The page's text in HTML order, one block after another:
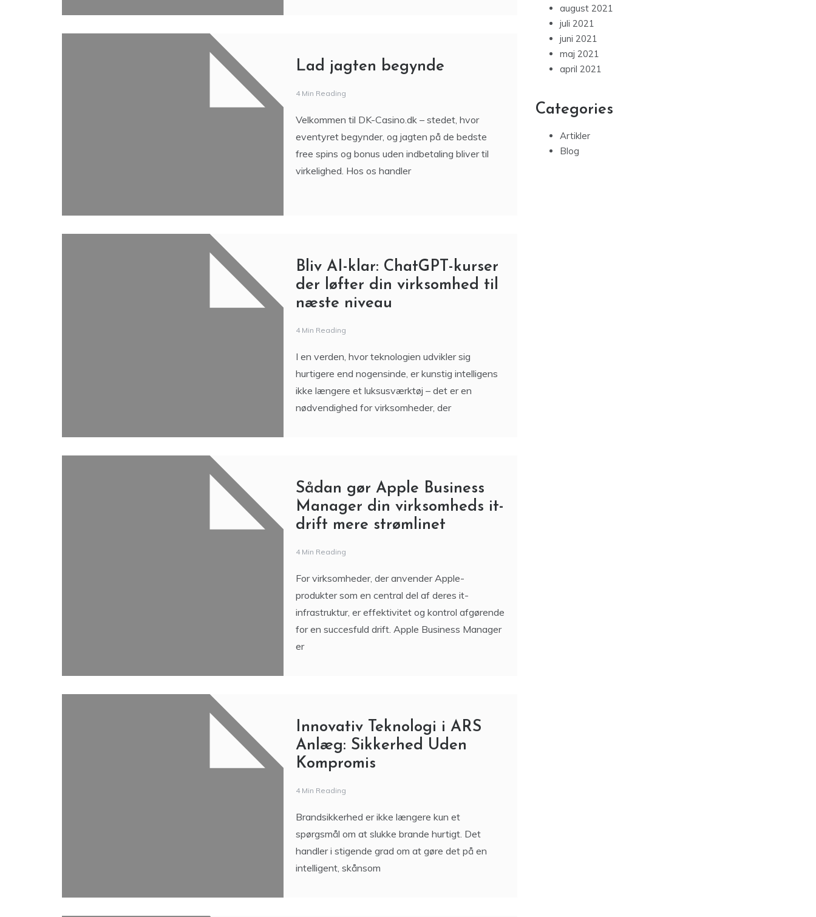
Lad jagten begynde
4 Min Reading
Velkommen til DK-Casino.dk – stedet, hvor
eventyret begynder, og jagten på de bedste
free spins og bonus uden indbetaling bliver til
virkelighed. Hos os handler
Bliv AI-klar: ChatGPT-kurser
der løfter din virksomhed til
næste niveau
4 Min Reading
I en verden, hvor teknologien udvikler sig
hurtigere end nogensinde, er kunstig intelligens
ikke længere et luksusværktøj – det er en
nødvendighed for virksomheder, der
Sådan gør Apple Business
Manager din virksomheds it-
drift mere strømlinet
4 Min Reading
For virksomheder, der anvender Apple-
produkter som en central del af deres it-
infrastruktur, er effektivitet og kontrol afgørende
for en succesfuld drift. Apple Business Manager
er
Innovativ Teknologi i ARS
Anlæg: Sikkerhed Uden
Kompromis
4 Min Reading
Brandsikkerhed er ikke længere kun et
spørgsmål om at slukke brande hurtigt. Det
handler i stigende grad om at gøre det på en
intelligent, skånsom
august 2021
juli 2021
juni 2021
maj 2021
april 2021
Categories
Artikler
Blog